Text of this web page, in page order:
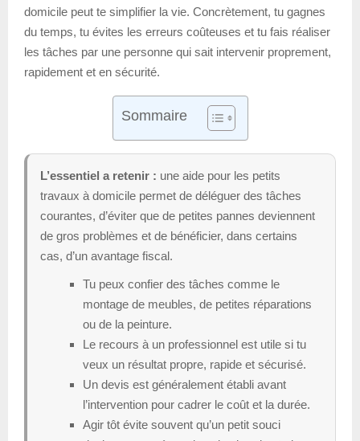
domicile peut te simplifier la vie. Concrètement, tu gagnes
du temps, tu évites les erreurs coûteuses et tu fais réaliser
les tâches par une personne qui sait intervenir proprement,
rapidement et en sécurité.
Sommaire
L’essentiel a retenir : une aide pour les petits
travaux à domicile permet de déléguer des tâches
courantes, d’éviter que de petites pannes deviennent
de gros problèmes et de bénéficier, dans certains
cas, d’un avantage fiscal.
Tu peux confier des tâches comme le
montage de meubles, de petites réparations
ou de la peinture.
Le recours à un professionnel est utile si tu
veux un résultat propre, rapide et sécurisé.
Un devis est généralement établi avant
l’intervention pour cadrer le coût et la durée.
Agir tôt évite souvent qu’un petit souci